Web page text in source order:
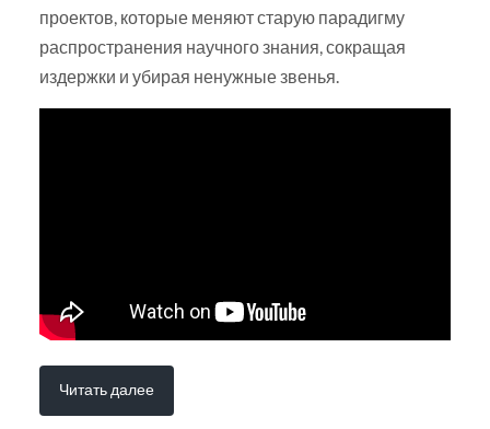
проектов, которые меняют старую парадигму
распространения научного знания, сокращая
издержки и убирая ненужные звенья.
Читать далее